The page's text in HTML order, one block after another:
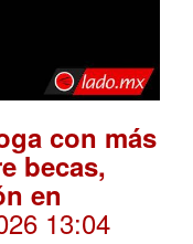
con más
becas,
en
13:04